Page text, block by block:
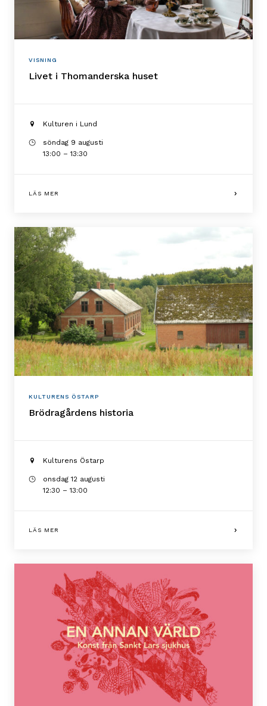
VISNING
Livet i Thomanderska huset
Kulturen i Lund
söndag 9 augusti
13:00 – 13:30
LÄS MER
KULTURENS ÖSTARP
Brödragårdens historia
Kulturens Östarp
onsdag 12 augusti
12:30 – 13:00
LÄS MER